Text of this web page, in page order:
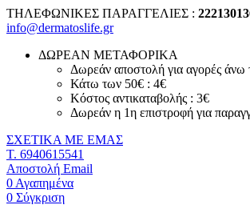
ΤΗΛΕΦΩΝΙΚΕΣ ΠΑΡΑΓΓΕΛΙΕΣ :
info@dermatoslife.gr
ΔΩΡΕΑΝ ΜΕΤΑΦΟΡΙΚΑ
Δωρεάν αποστολή για αγορές άνω
Κάτω των 50€ : 4€
Κόστος αντικαταβολής : 3€
Δωρεάν η 1η επιστροφή για
ΣΧΕΤΙΚΑ ΜΕ ΕΜΑΣ
T. 6940615541
Αποστολή Email
0 Αγαπημένα
0 Σύγκριση